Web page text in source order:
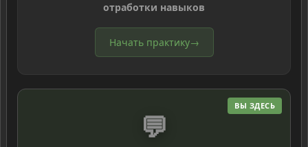
отработки навыков
Начать практику→
ВЫ ЗДЕСЬ
💬